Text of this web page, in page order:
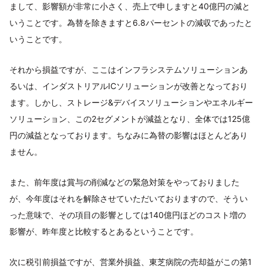
まして、影響額が非常に小さく、売上で申しますと40億円の減と
いうことです。為替を除きますと6.8パーセントの減収であったと
いうことです。
それから損益ですが、ここはインフラシステムソリューションあ
るいは、インダストリアルICソリューションが改善となっており
ます。しかし、ストレージ&デバイスソリューションやエネルギー
ソリューション、この2セグメントが減益となり、全体では125億
円の減益となっております。ちなみに為替の影響はほとんどあり
ません。
また、前年度は賞与の削減などの緊急対策をやっておりました
が、今年度はそれを解除させていただいておりますので、そうい
った意味で、その項目の影響としては140億円ほどのコスト増の
影響が、昨年度と比較するとあるということです。
次に税引前損益ですが、営業外損益、東芝病院の売却益がこの第1